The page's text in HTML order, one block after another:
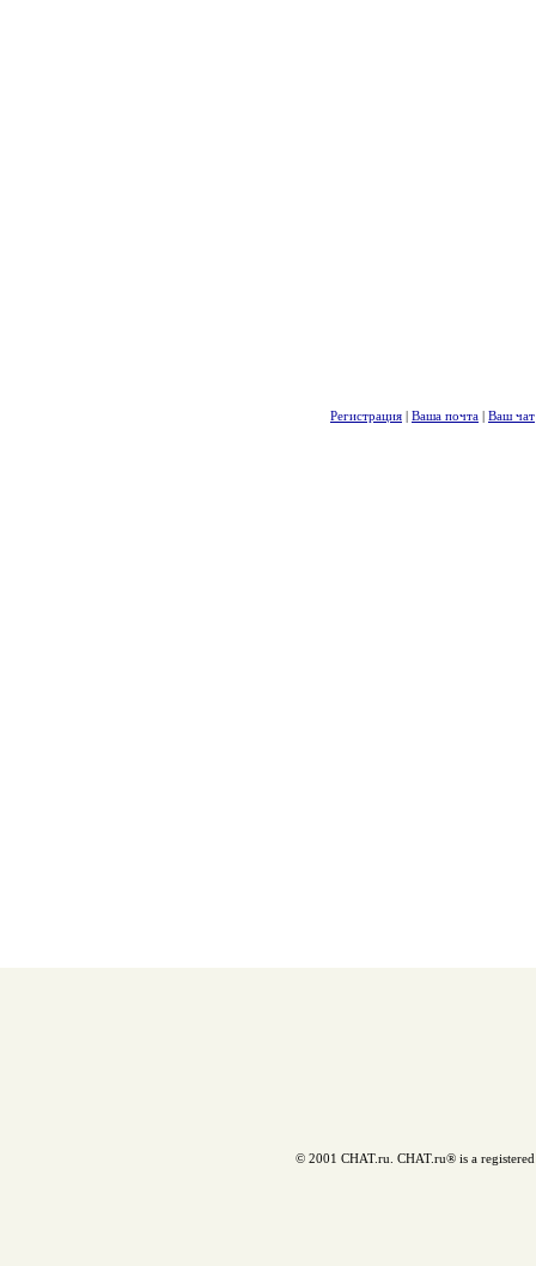
Регистрация | Ваша почта | Ваш чат
© 2001 CHAT.ru. CHAT.ru® is a